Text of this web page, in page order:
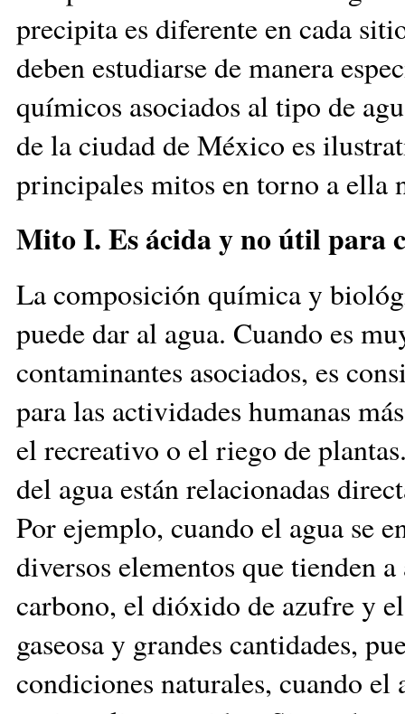
precipita es diferente en cada
deben estudiarse de manera
químicos asociados al tipo de
de la ciudad de México es
principales mitos en torno a ella
Mito I. Es ácida y no útil para
La composición química y
puede dar al agua. Cuando es
contaminantes asociados, es
para las actividades humanas
el recreativo o el riego de
del agua están relacionadas
Por ejemplo, cuando el agua se
diversos elementos que tienden
carbono, el dióxido de azufre y
gaseosa y grandes cantidades,
condiciones naturales, cuando